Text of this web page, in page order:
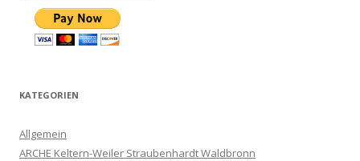
KATEGORIEN
Allgemein
ARCHE Keltern-Weiler Straubenhardt Waldbronn